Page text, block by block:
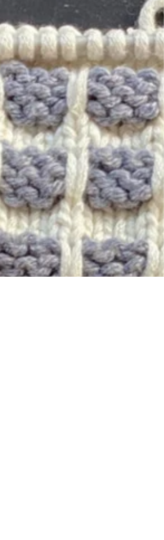
Kleidungsstück in ein Schnittmuster . Ziel ist
es, ein reproduzierbares Schnittmuster zu
erstellen, das für weitere Nähprojekte genutzt
und individuell angepasst werden kann. Der
Workshop richtet sich an Personen mit
grundlegenden Nähkenntnissen, die ihre
Kleidung selbst gestalten und unabhängig
Modetrends arbeiten möchten. Mitzubringen:
Ein gut sitzendes Kleidungsstück Material: Alle
benötigten Materialien werden zur Verfügung
geste